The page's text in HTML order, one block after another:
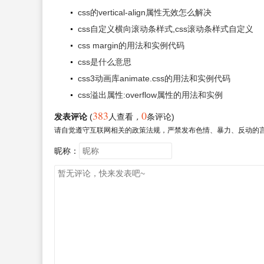
css的vertical-align属性无效怎么解决
css自定义横向滚动条样式,css滚动条样式自定义
css margin的用法和实例代码
css是什么意思
css3动画库animate.css的用法和实例代码
css溢出属性:overflow属性的用法和实例
发表评论 (383 人查看 ， 0条评论)
请自觉遵守互联网相关的政策法规，严禁发布色情、暴力、反动的
昵称：